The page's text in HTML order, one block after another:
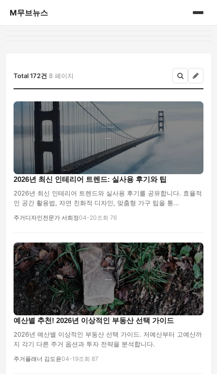
M무브뉴스
Total 172건 8 페이지
2026년 최신 인테리어 트렌드: 실사용 후기와 팁
2026년 최신 인테리어 트렌드와 실사용 후기를 공유합니다. 효율적
인 공간 활용법, 자연 친화적 디자인, 맞춤형 가구 팁을 통...
주거디자인전문가 서희정04-20조회 76
예산별 추천! 2026년 이상적인 부동산 선택 가이드
2026년 예산별 이상적인 부동산 선택 가이드. 저예산부터 고예산까
지 각기 다른 주거 옵션과 투자 전략을 분석합니다.
주거플래너 김도윤04-19조회 87